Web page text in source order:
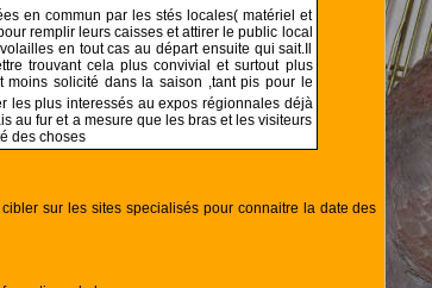
en commun par les stés locales( matériel et
remplir leurs caisses et attirer le public local
en tout cas au départ ensuite qui sait.Il
trouvant cela plus convivial et surtout plus
solicité dans la saison ,tant pis pour le
les plus interessés au expos régionnales déjà
au fur et a mesure que les bras et les visiteurs
des choses
sur les sites specialisés pour connaitre la date des